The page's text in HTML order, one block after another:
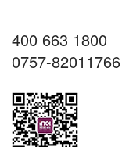
400 663 1800
0757-82011766